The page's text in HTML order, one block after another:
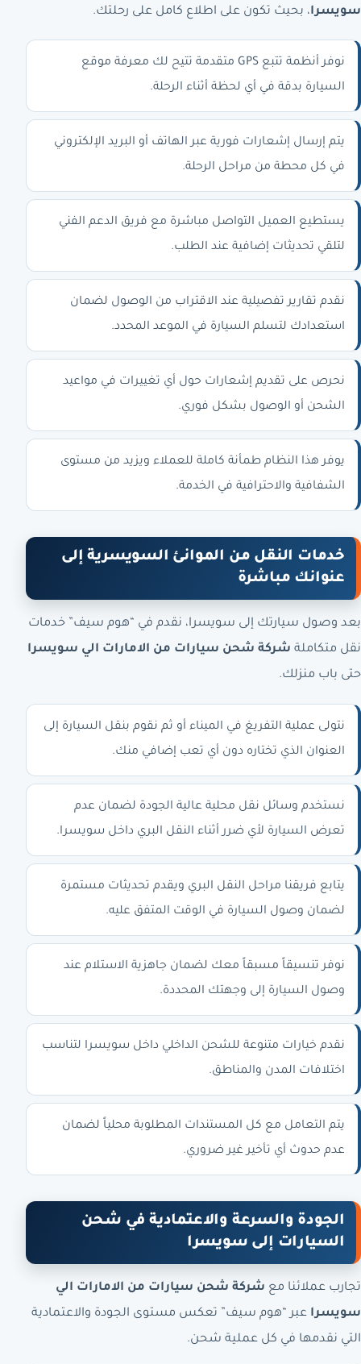
سويسرا، بحيث تكون على اطلاع كامل على رحلتك.
نوفر أنظمة تتبع GPS متقدمة تتيح لك معرفة موقع
السيارة بدقة في أي لحظة أثناء الرحلة.
يتم إرسال إشعارات فورية عبر الهاتف أو البريد الإلكتروني
في كل محطة من مراحل الرحلة.
يستطيع العميل التواصل مباشرة مع فريق الدعم الفني
لتلقي تحديثات إضافية عند الطلب.
نقدم تقارير تفصيلية عند الاقتراب من الوصول لضمان
استعدادك لتسلم السيارة في الموعد المحدد.
نحرص على تقديم إشعارات حول أي تغييرات في مواعيد
الشحن أو الوصول بشكل فوري.
يوفر هذا النظام طمأنة كاملة للعملاء ويزيد من مستوى
الشفافية والاحترافية في الخدمة.
خدمات النقل من الموانئ السويسرية إلى
عنوانك مباشرة
بعد وصول سيارتك إلى سويسرا، نقدم في “هوم سيف” خدمات
نقل متكاملة شركة شحن سيارات من الامارات الي سويسرا
حتى باب منزلك.
نتولى عملية التفريغ في الميناء أو ثم نقوم بنقل السيارة إلى
العنوان الذي تختاره دون أي تعب إضافي منك.
نستخدم وسائل نقل محلية عالية الجودة لضمان عدم
تعرض السيارة لأي ضرر أثناء النقل البري داخل سويسرا.
يتابع فريقنا مراحل النقل البري ويقدم تحديثات مستمرة
لضمان وصول السيارة في الوقت المتفق عليه.
نوفر تنسيقاً مسبقاً معك لضمان جاهزية الاستلام عند
وصول السيارة إلى وجهتك المحددة.
نقدم خيارات متنوعة للشحن الداخلي داخل سويسرا لتناسب
اختلافات المدن والمناطق.
يتم التعامل مع كل المستندات المطلوبة محلياً لضمان
عدم حدوث أي تأخير غير ضروري.
الجودة والسرعة والاعتمادية في شحن
السيارات إلى سويسرا
تجارب عملائنا مع شركة شحن سيارات من الامارات الي
سويسرا عبر “هوم سيف” تعكس مستوى الجودة والاعتمادية
التي نقدمها في كل عملية شحن.